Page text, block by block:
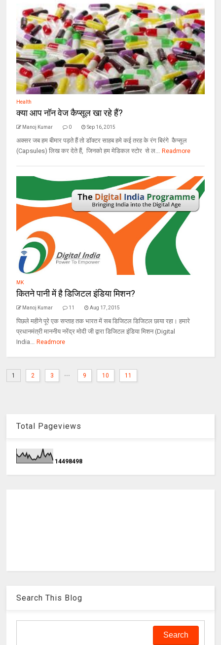
Health
क्या आप नॉन वेज कैप्सूल खा रहे हैं?
Manoj Kumar 0 Sep 16, 2015
अक्सर जब हम बीमार पड़ते हैं तो डॉक्टर साहब हमे कई तरह के रंग बिरंगे कैप्सूल
(Capsules) लिख कर देते हैं, जिनको हम मेडिकल स्टोर से ल... Readmore
MK
कितने पानी में है डिजिटल इंडिया मिशन?
Manoj Kumar 11 Aug 17, 2015
पिछले महीने पूरे एक सप्ताह तक भारत में सब डिजिटल डिजिटल छाया रहा। हमारे
प्रधानमंत्री माननीय नरेंद्र मोदी जी द्वारा डिजिटल इंडिया मिशन (Digital
India... Readmore
1 2 3 ... 9 10 11
Total Pageviews
14498498
Search This Blog